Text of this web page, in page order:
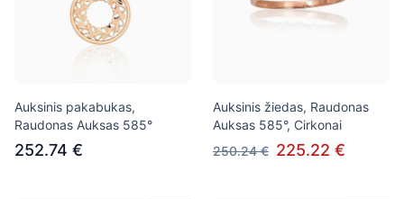
Auksinis pakabukas,
Raudonas Auksas 585°
252.74 €
Auksinis žiedas, Raudonas
Auksas 585°, Cirkonai
250.24 € 225.22 €